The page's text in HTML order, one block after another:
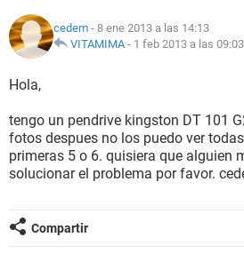
cedem - 8 ene 2013 a las 14:13
VITAMIMA- 1 feb 2013 a las 09:03
Hola,
tengo un pendrive kingston DT 101
fotos despues no los puedo ver
primeras 5 o 6. quisiera que alguien
solucionar el problema por favor.
Compartir